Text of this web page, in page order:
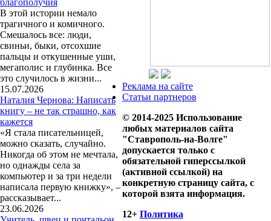
благополучия
В этой истории немало
трагичного и комичного.
Смешалось все: люди,
свиньи, быки, отсохшие
пальцы и откушенные уши,
мегаполис и глубинка. Все
это случилось в жизни...
15.07.2026
Наталия Чернова: Написать
книгу – не так страшно, как
кажется
«Я стала писательницей,
можно сказать, случайно.
Никогда об этом не мечтала,
но однажды села за
компьютер и за три недели
написала первую книжку», –
рассказывает...
23.06.2026
Реклама на сайте
Статьи партнеров
© 2014-2025 Использование
любых материалов сайта
"Ставрополь-на-Волге"
допускается только с
обязательной гиперссылкой
(активной ссылкой) на
конкретную страницу сайта, с
которой взята информация.
12+ Политика